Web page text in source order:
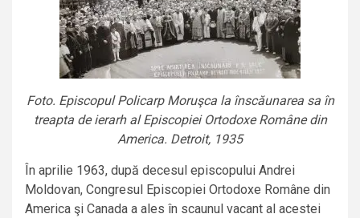
Foto. Episcopul Policarp Moruşca la înscăunarea sa în
treapta de ierarh al Episcopiei Ortodoxe Române din
America. Detroit, 1935
În aprilie 1963, după decesul episcopului Andrei
Moldovan, Congresul Episcopiei Ortodoxe Române din
America şi Canada a ales în scaunul vacant al acestei